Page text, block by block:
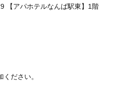
【アパホテルなんば駅東】1階
ださい。